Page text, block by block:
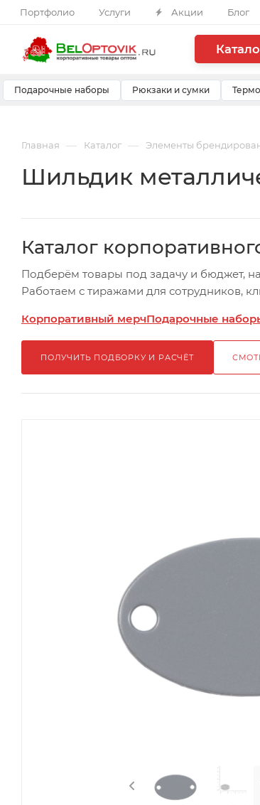
Портфолио Услуги Акции Блог
Подарочные наборы Рюкзаки и сумки
Главная — Каталог — Элементы
Шильдик
Каталог
Подберём товары под задачу и бюджет,
Работаем с тиражами для сотрудников,
Корпоративный мерчПодарочные
ПОЛУЧИТЬ ПОДБОРКУ И РАСЧЁТ